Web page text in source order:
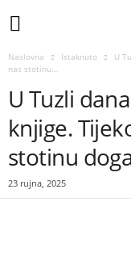
Naslovna Istaknuto
U
nas stotinu...
U Tuzli
knjige.
stotinu
23 rujna, 2025